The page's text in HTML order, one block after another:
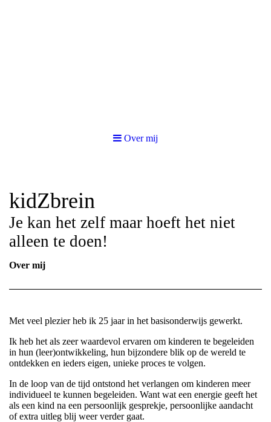
Over mij
kidZbrein
Je kan het zelf maar hoeft het niet
alleen te doen!
Over mij
Met veel plezier heb ik 25 jaar in het basisonderwijs gewerkt.
Ik heb het als zeer waardevol ervaren om kinderen te begeleiden
in hun (leer)ontwikkeling, hun bijzondere blik op de wereld te
ontdekken en ieders eigen, unieke proces te volgen.
In de loop van de tijd ontstond het verlangen om kinderen meer
individueel te kunnen begeleiden. Want wat een energie geeft het
als een kind na een persoonlijk gesprekje, persoonlijke aandacht
of extra uitleg blij weer verder gaat.